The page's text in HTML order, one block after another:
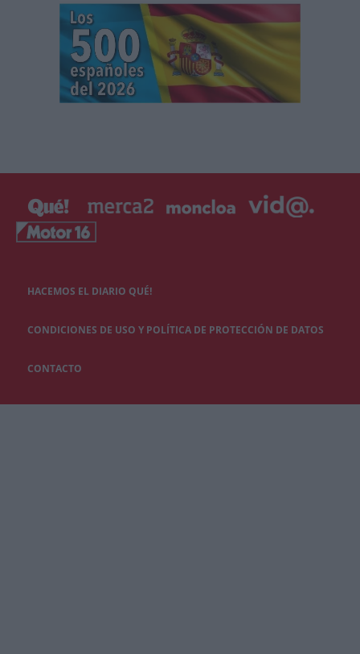
HACEMOS EL DIARIO QUÉ!
CONDICIONES DE USO Y POLÍTICA DE PROTECCIÓN DE DATOS
CONTACTO